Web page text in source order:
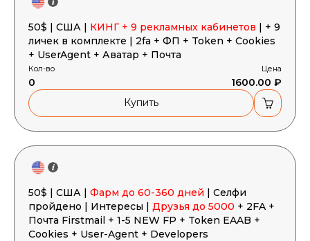
50$ | США | КИНГ + 9 рекламных кабинетов | + 9
личек в комплекте | 2fa + ФП + Token + Cookies
+ UserAgent + Аватар + Почта
Кол-во
0
Цена
1600.00 ₽
Купить
50$ | США | Фарм до 60-360 дней | Селфи
пройдено | Интересы | Друзья до 5000 + 2FA +
Почта Firstmail + 1-5 NEW FP + Token EAAB +
Cookies + User-Agent + Developers